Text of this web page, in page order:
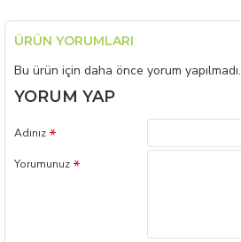
ÜRÜN YORUMLARI
Bu ürün için daha önce yorum yapılmadı.
YORUM YAP
Adınız
Yorumunuz